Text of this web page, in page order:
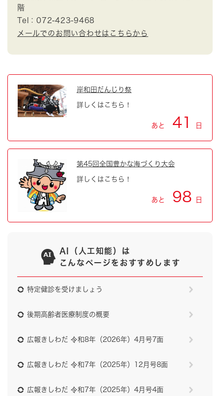
階
Tel：072-423-9468
メールでのお問い合わせはこちらから
岸和田だんじり祭
詳しくはこちら！
あと 41 日
第45回全国豊かな海づくり大会
詳しくはこちら！
あと 98 日
AI（人工知能）は
こんなページをおすすめします
特定健診を受けましょう
後期高齢者医療制度の概要
広報きしわだ 令和8年（2026年）4月号7面
広報きしわだ 令和7年（2025年）12月号8面
広報きしわだ 令和7年（2025年）4月号4面